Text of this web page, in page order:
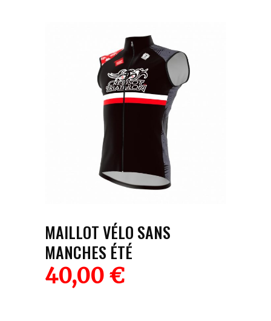
MAILLOT VÉLO SANS
MANCHES ÉTÉ
40,00 €